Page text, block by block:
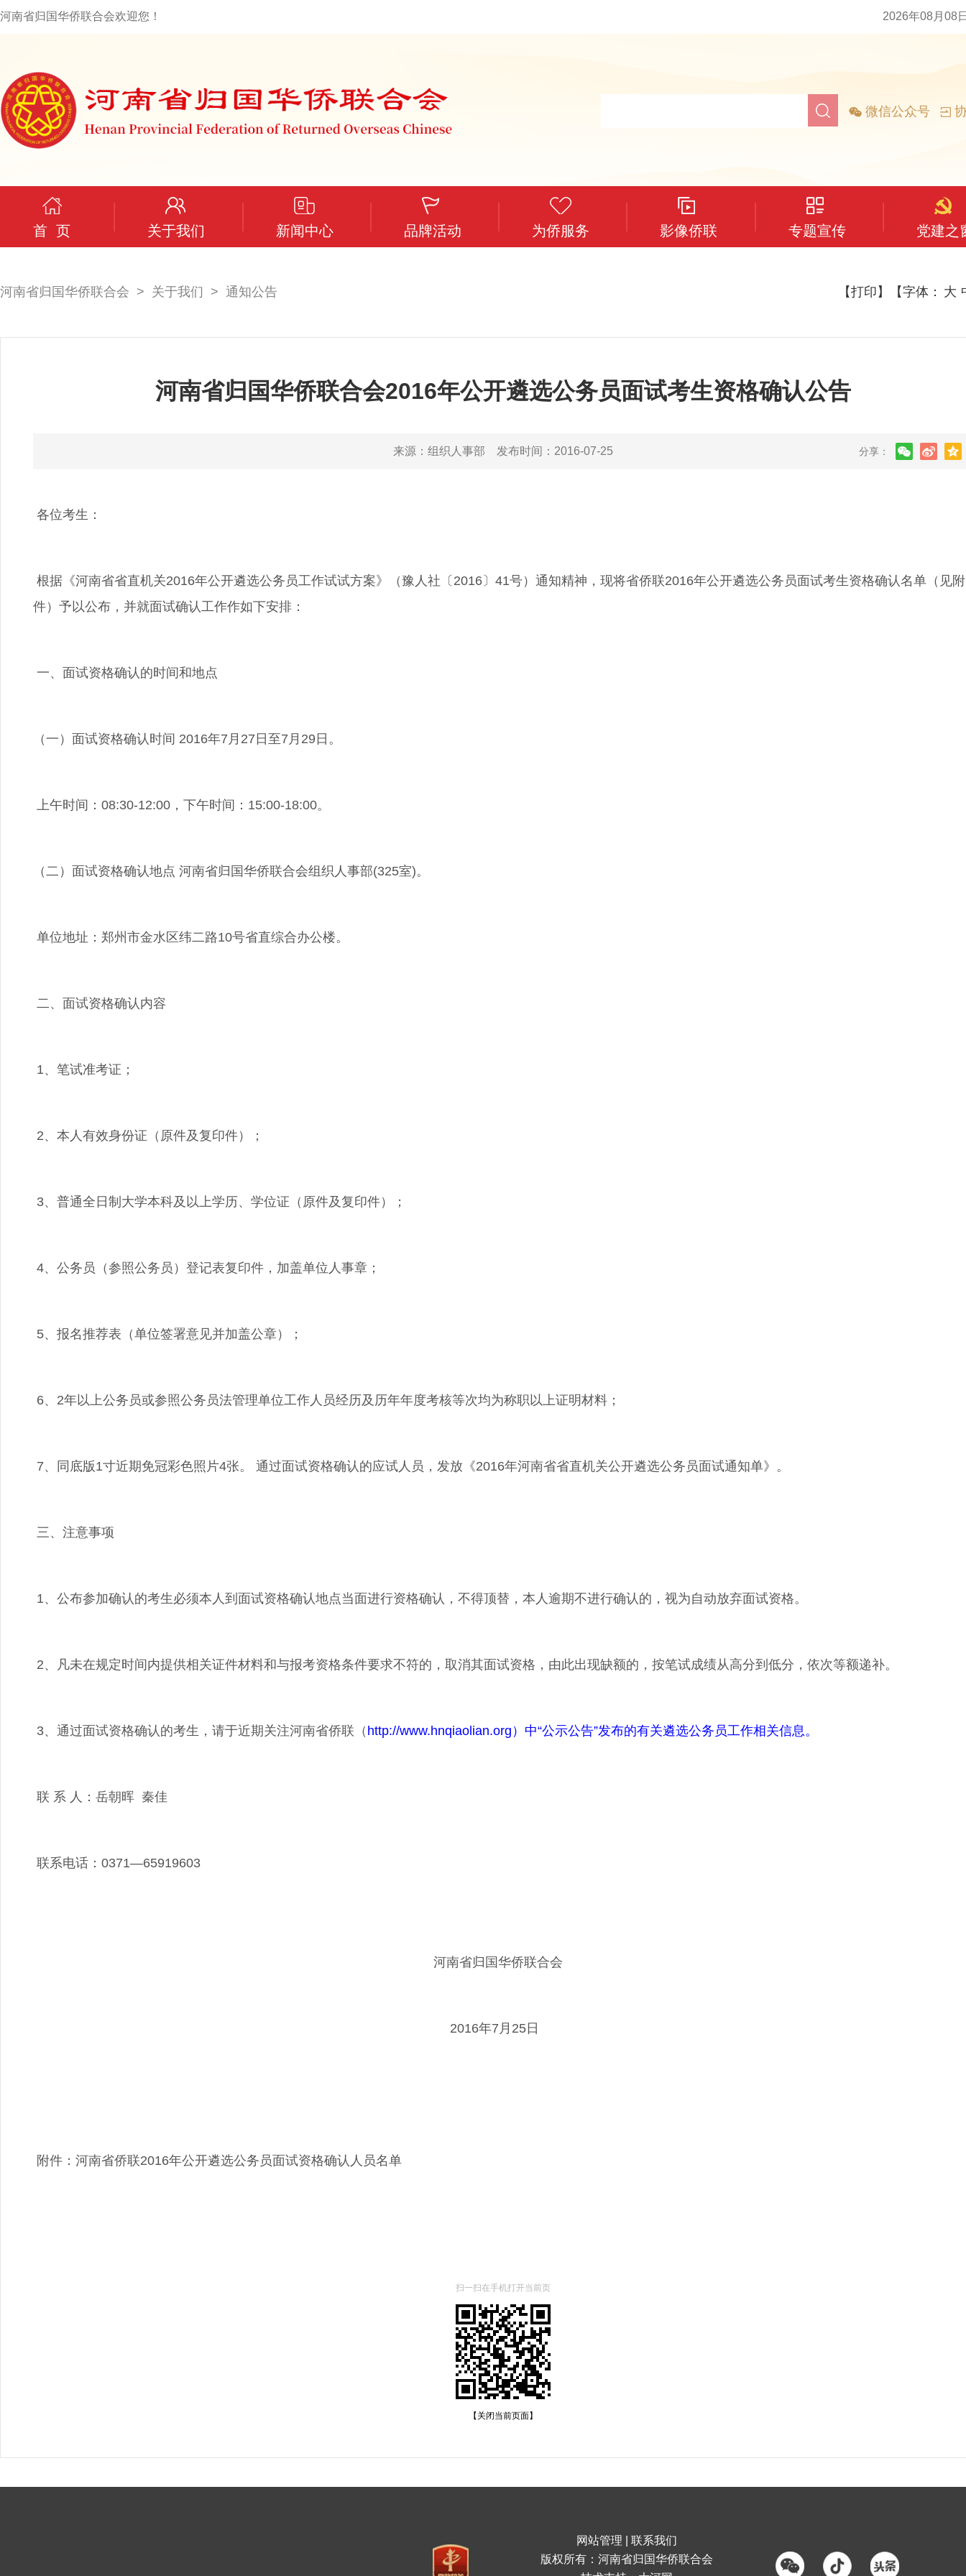
河南省归国华侨联合会欢迎您！ 2026年08月08
微信公众号
首 页 关于我们 新闻中心 品牌活动 为侨服务 影像侨联 专题宣传 党建之
河南省归国华侨联合会 关于我们 通知公告 【打印】 【字体： 大
河南省归国华侨联合会2016年公开遴选公务员面试考生资格确认公告
来源： 组织人事部 发布时间： 2016-07-25 分享：
各位考生：
根据《河南省省直机关2016年公开遴选公务员工作试试方案》（豫人社〔2016〕41号）通知精神，现将省侨联2016年公开遴选公务员面试考生资格确认名单（见附
件）予以公布，并就面试确认工作作如下安排：
一、面试资格确认的时间和地点
（一）面试资格确认时间 2016年7月27日至7月29日。
上午时间：08:30-12:00，下午时间：15:00-18:00。
（二）面试资格确认地点 河南省归国华侨联合会组织人事部(325室)。
单位地址：郑州市金水区纬二路10号省直综合办公楼。
二、面试资格确认内容
1、笔试准考证；
2、本人有效身份证（原件及复印件）；
3、普通全日制大学本科及以上学历、学位证（原件及复印件）；
4、公务员（参照公务员）登记表复印件，加盖单位人事章；
5、报名推荐表（单位签署意见并加盖公章）；
6、2年以上公务员或参照公务员法管理单位工作人员经历及历年年度考核等次均为称职以上证明材料；
7、同底版1寸近期免冠彩色照片4张。 通过面试资格确认的应试人员，发放《2016年河南省省直机关公开遴选公务员面试通知单》。
三、注意事项
1、公布参加确认的考生必须本人到面试资格确认地点当面进行资格确认，不得顶替，本人逾期不进行确认的，视为自动放弃面试资格。
2、凡未在规定时间内提供相关证件材料和与报考资格条件要求不符的，取消其面试资格，由此出现缺额的，按笔试成绩从高分到低分，依次等额递补。
3、通过面试资格确认的考生，请于近期关注河南省侨联（ http://www.hnqiaolian.org）中“公示公告”发布的有关遴选公务员工作相关信息。
联 系 人：岳朝晖 秦佳
联系电话：0371—65919603
河南省归国华侨联合会
2016年7月25日
附件：河南省侨联2016年公开遴选公务员面试资格确认人员名单
扫一扫在手机打开当前页
【关闭当前页面】
网站管理
联系我们
版权所有：河南省归国华侨联合会